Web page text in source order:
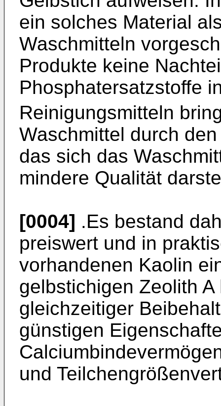
ein solches Material
Waschmitteln
Produkte keine
Phosphatersatzstoffe
Reinigungsmitteln
Waschmittel durch
das sich das
mindere Qualität
[0004] .Es bestand
preiswert und in
vorhandenen Kaolin
gelbstichigen Zeolith
gleichzeitiger
günstigen
und